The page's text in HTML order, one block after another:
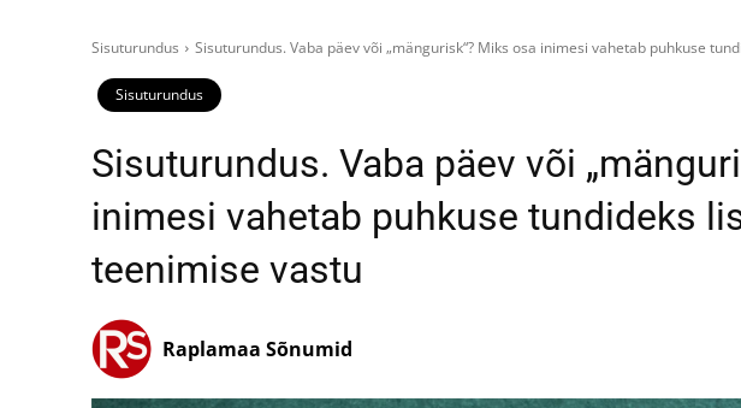
Sisuturundus Sisuturundus. Vaba päev või „mängurisk“? Miks osa inimesi vahetab puhkuse
Sisuturundus
Sisuturundus. Vaba päev või
inimesi vahetab puhkuse tundideks
teenimise vastu
Raplamaa Sõnumid